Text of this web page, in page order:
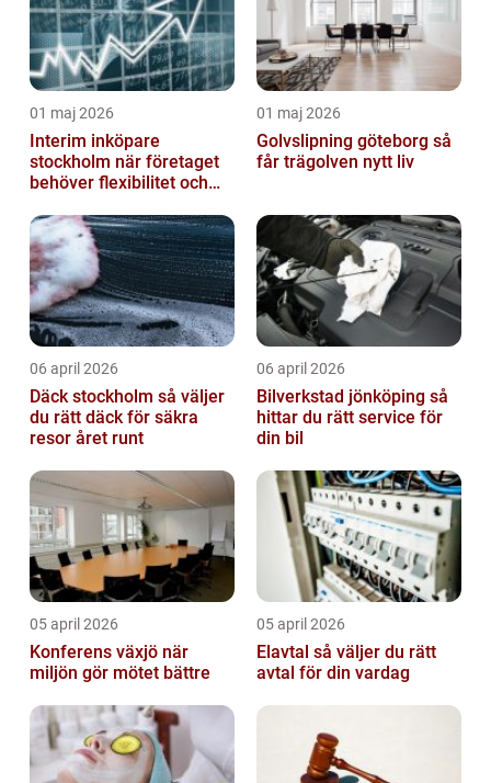
01 maj 2026
Interim inköpare
stockholm när företaget
behöver flexibilitet och
01 maj 2026
Golvslipning göteborg så
får trägolven nytt liv
06 april 2026
Däck stockholm så väljer
du rätt däck för säkra
resor året runt
06 april 2026
Bilverkstad jönköping så
hittar du rätt service för
din bil
05 april 2026
Konferens växjö när
miljön gör mötet bättre
05 april 2026
Elavtal så väljer du rätt
avtal för din vardag